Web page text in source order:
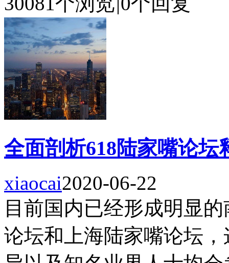
全面剖析618陆家嘴论坛
xiaocai2020-06-22
目前国内已经形成明显
论坛和上海陆家嘴论坛